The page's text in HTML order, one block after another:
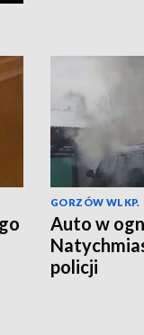
GORZÓW WLKP.
Auto w
policji